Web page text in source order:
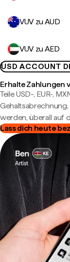
VUV zu AUD
VUV zu AED
USD ACCOUNT
Erhalte Zahlungen
Teile USD-, EUR-,
Gehaltsabrechnung,
werden, überall auf
Lass dich heute